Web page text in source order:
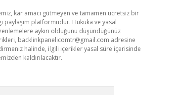
kar amacı gütmeyen ve tamamen ücretsiz bir
paylaşım platformudur. Hukuka ve yasal
aykırı olduğunu düşündüğünüz
backlinkpanelicomtr@gmail.com adresine
halinde, ilgili içerikler yasal süre içerisinde
kaldırılacaktır.